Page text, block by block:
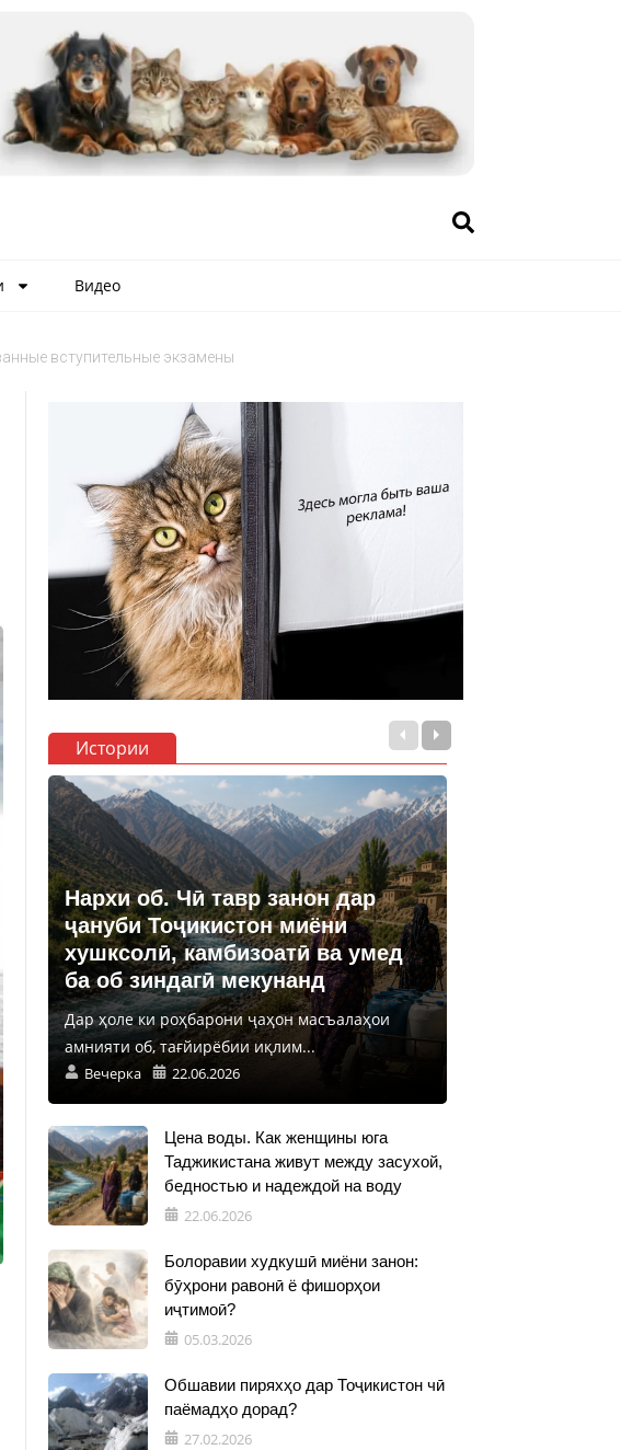
Видео
вступительные экзамены
Истории
Нархи об. Чӣ тавр занон дар
ҷануби Тоҷикистон миёни
хушксолӣ, камбизоатӣ ва умед
ба об зиндагӣ мекунанд
Дар ҳоле ки роҳбарони ҷаҳон масъалаҳои
амнияти об, тағйирёбии иқлим...
Вечерка 22.06.2026
Цена воды. Как женщины юга
Таджикистана живут между засухой,
бедностью и надеждой на воду
22.06.2026
Болоравии худкушӣ миёни занон:
бӯҳрони равонӣ ё фишорҳои
иҷтимоӣ?
05.03.2026
Обшавии пиряхҳо дар Тоҷикистон чӣ
паёмадҳо дорад?
27.02.2026